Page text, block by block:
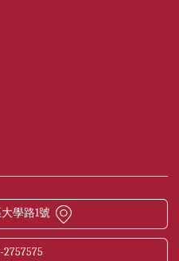
學路1號